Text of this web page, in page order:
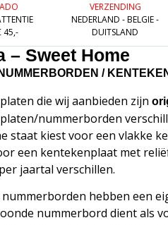
45,-
VERZENDING
NEDERLAND - BELGIE -
DUITSLAND
– Sweet Home
/
die wij aanbieden zijn
nummerborden
staat kiest voor een vlakke
een kentekenplaat met
jaartal verschillen.
nummerborden hebben een
nummerbord dient als